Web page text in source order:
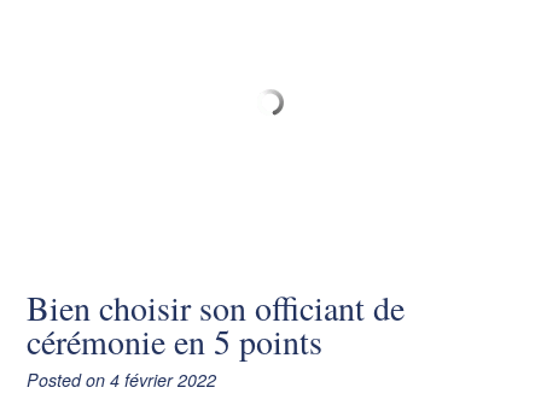
Bien choisir son officiant de
cérémonie en 5 points
Posted on 4 février 2022